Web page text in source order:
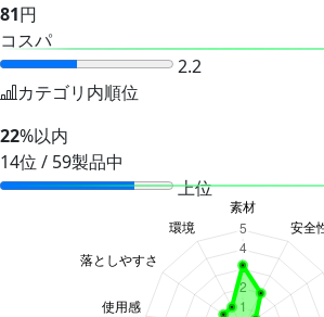
81円
コスパ
2.2
カテゴリ内順位
22%以内
14位 / 59製品中
上位